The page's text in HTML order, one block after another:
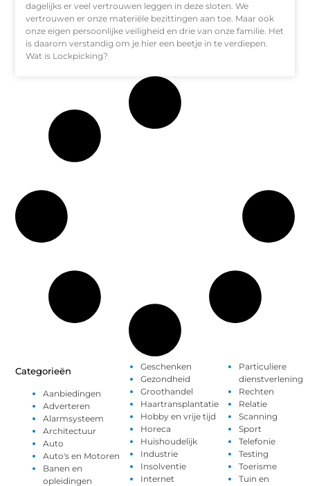
dagelijks er veel vertrouwen leggen in deze sloten. We
vertrouwen er onze materiële bezittingen aan toe. Maar ook
onze eigen persoonlijke veiligheid en drie van onze familie. Het
is daarom verstandig om je hier een beetje in te verdiepen.
Wat is Lockpicking?
Categorieën
Aanbiedingen
Adverteren
Alarmsysteem
Architectuur
Auto
Auto's en Motoren
Banen en
opleidingen
Geschenken
Gezondheid
Groothandel
Haartransplantatie
Hobby en vrije tijd
Horeca
Huishoudelijk
Industrie
Insolventie
Internet
Particuliere
dienstverlening
Rechten
Relatie
Scanning
Sport
Telefonie
Testing
Toerisme
Tuin en